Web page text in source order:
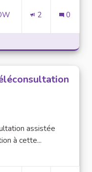
2 0
assistée
à cette...
et Santé